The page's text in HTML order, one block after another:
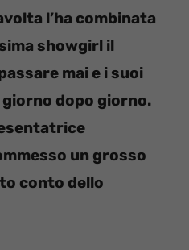
l’ha combinata
showgirl il
mai e i suoi
dopo giorno.
un grosso
conto dello